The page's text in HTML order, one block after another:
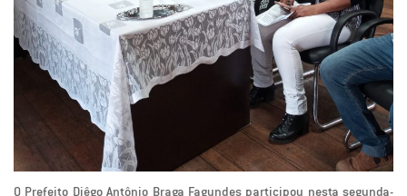
O Prefeito Diêgo Antônio Braga Fagundes participou nesta segunda-